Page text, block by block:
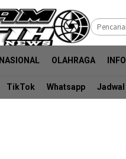
NASIONAL OLAHRAGA
TikTok Whatsapp